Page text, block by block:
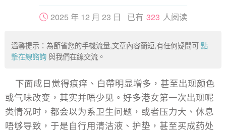
2025 年 12 月 23 日 已有 323 人阅读
溫馨提示：為節省您的手機流量,文章內容簡短,有任何疑問可點
擊在線諮詢 與我們在線交流。
下面成日觉得痕痒、白帶明显增多，甚至出现颜色
或气味改变，其实并唔少见。好多港女第一次出现呢
类情况时，都会以为系卫生问题，或者压力大、休息
唔够导致，于是自行用清洁液、护垫，甚至买成药处